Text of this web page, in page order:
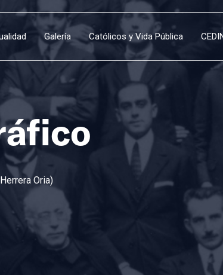
Galería Católicos y Vida Pública
Oria)